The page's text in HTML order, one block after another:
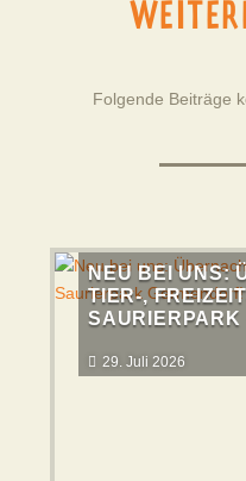
Folgende Beiträge
NEU BEI UNS:
TIER-,
SAURIERPARK
29. Juli 2026